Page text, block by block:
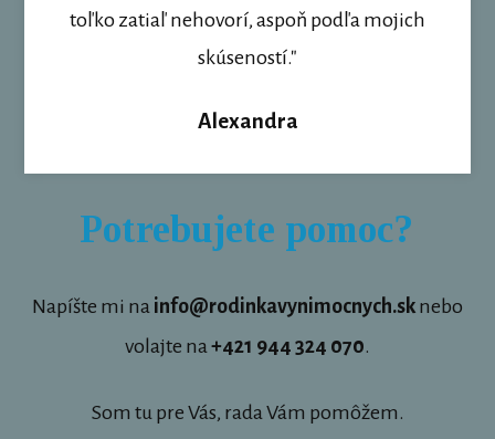
toľko zatiaľ nehovorí, aspoň podľa mojich
skúseností."
Alexandra
Potrebujete pomoc?
Napíšte mi na info@rodinkavynimocnych.sk nebo
volajte na+421 944 324 070.
Som tu pre Vás, rada Vám pomôžem.